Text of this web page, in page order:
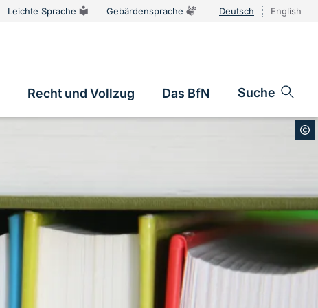
Leichte Sprache Gebärdensprache Deutsch English
Recht und Vollzug Das BfN Suche